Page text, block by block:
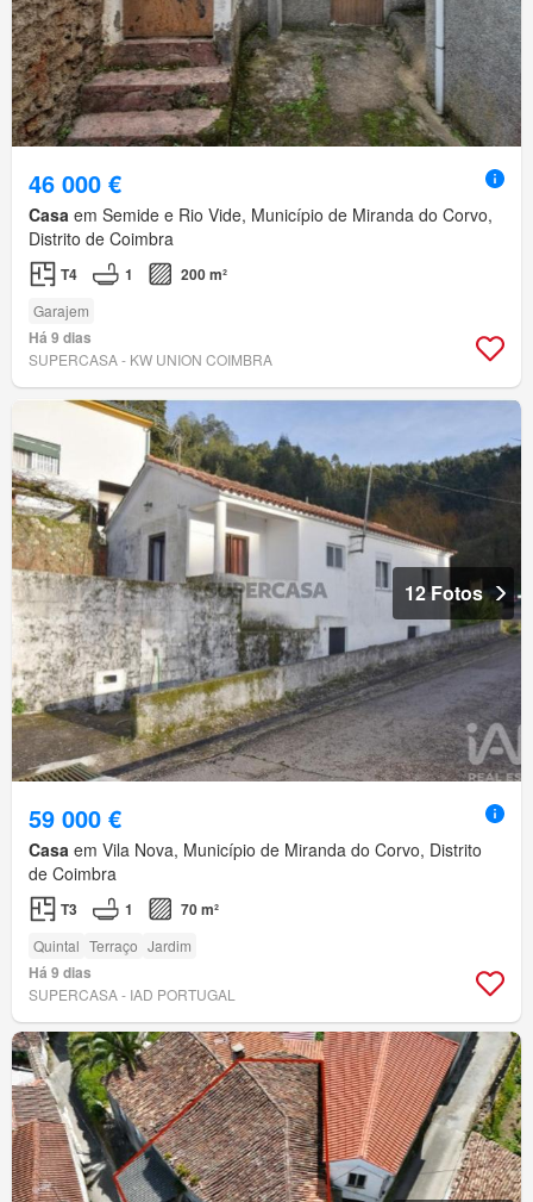
46 000 €
Casa em Semide e Rio Vide, Município de Miranda do Corvo,
Distrito de Coimbra
T4 1 200 m²
Garajem
Há 9 dias
SUPERCASA - KW UNION COIMBRA
12 Fotos
59 000 €
Casa em Vila Nova, Município de Miranda do Corvo, Distrito
de Coimbra
T3 1 70 m²
Quintal Terraço Jardim
Há 9 dias
SUPERCASA - IAD PORTUGAL